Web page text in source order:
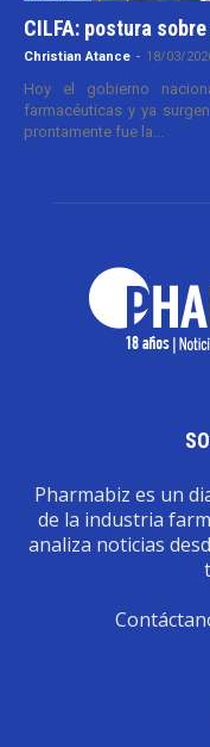
CILFA: postura
Christian Atance - 18/03/
Hoy el gobierno
farmacéuticas y ya
prontamente fue la...
Pharmabiz es un
de la industria
analiza noticias